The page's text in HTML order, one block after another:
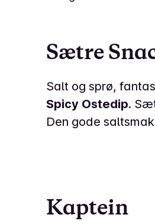
Sætre
Salt og sprø,
Spicy Ostedip.
Den gode
Kaptein